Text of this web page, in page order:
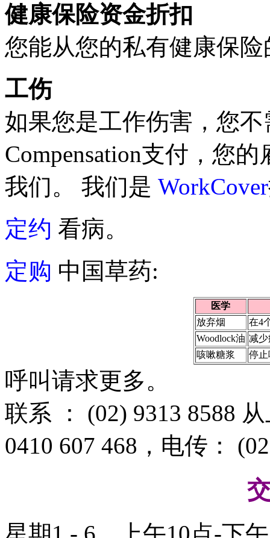
健康保险资金折扣
您能从您的私有健康保
工伤
如果您是工作伤害，您不
Compensation支付，您
我们。 我们是 WorkCover
定约 看病。
定购 中国草药:
医学
放弃烟
在4
Woodlock油 减
咳嗽糖浆
停止
呼叫请求更多。
联系 ： (02) 9313 8588
0410 607 468，电传：